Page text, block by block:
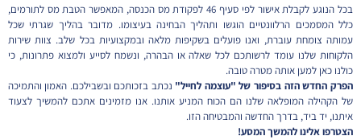
בכל הנוגע לקבלת אישור לפי סעיף 46 לפקודת מס הכנסה, המאפשר הטבת מס לתורמים,
כלל המסמכים הרלוונטיים הוגשו ותהליך הבחינה בעיצומו. מדובר בהליך שגרתי שכל
עמותה צומחת עוברת, ואנו פועלים בשקיפות מלאה ובמקצועיות בכל שלב. צוות שירות
הלקוחות שלנו עומד לרשותכם לכל שאלה או הבהרה, ונשמח לסייע ולמצוא פתרונות, כי
כולנו כאן למען אותה מטרה טובה.
הפרק החדש הזה בסיפור של "עוצמה לחייל" נכתב בזכותכם ובשבילכם. האמון והתמיכה
של הקהילה המופלאה שלנו הם הכוח המניע אותנו. אנו מזמינים אתכם להמשיך לצעוד
איתנו, יד ביד, בדרך החדשה והמבטיחה הזו.
הצטרפו אלינו להמשך המסע!